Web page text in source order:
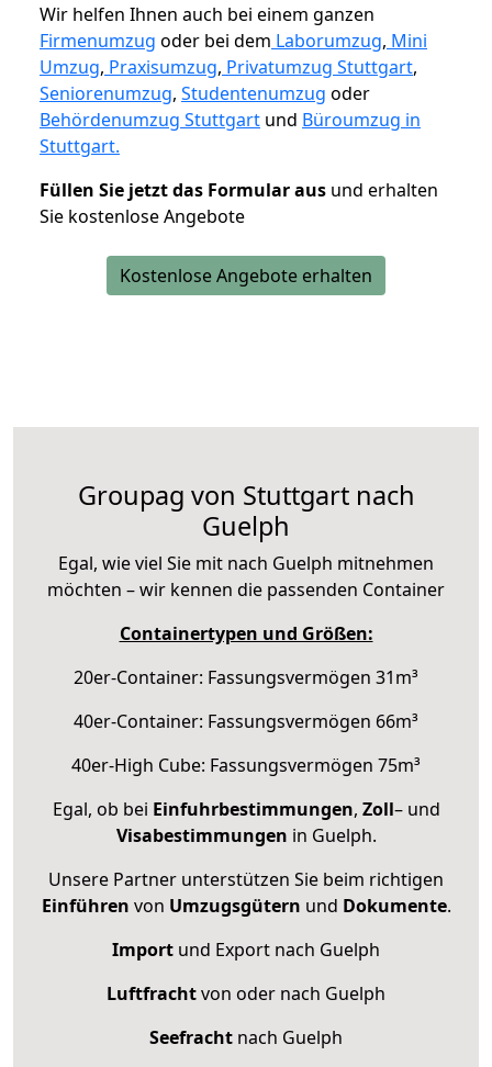
Wir helfen Ihnen auch bei einem ganzen
Firmenumzug oder bei dem Laborumzug, Mini
Umzug, Praxisumzug, Privatumzug Stuttgart,
Seniorenumzug, Studentenumzug oder
Behördenumzug Stuttgart und Büroumzug in
Stuttgart.
Füllen Sie jetzt das Formular aus und erhalten
Sie kostenlose Angebote
Kostenlose Angebote erhalten
Groupag von Stuttgart nach
Guelph
Egal, wie viel Sie mit nach Guelph mitnehmen
möchten – wir kennen die passenden Container
Containertypen und Größen:
20er-Container: Fassungsvermögen 31m³
40er-Container: Fassungsvermögen 66m³
40er-High Cube: Fassungsvermögen 75m³
Egal, ob bei Einfuhrbestimmungen, Zoll– und
Visabestimmungen in Guelph.
Unsere Partner unterstützen Sie beim richtigen
Einführen von Umzugsgütern und Dokumente.
Import und Export nach Guelph
Luftfrachtvon oder nach Guelph
Seefracht nach Guelph